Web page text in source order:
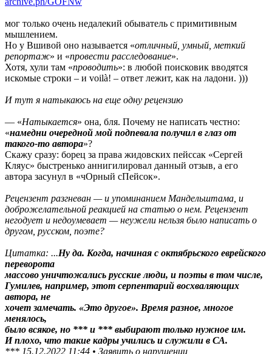
мог только очень недалекий обыватель с примитивным
мышлением.
Но у Вшивой оно называется «отличный, умный, меткий
репортаж» и «провести расследование».
Хотя, хули там «проводить»: в любой поисковик вводятся
искомые строки – и voilà! – ответ лежит, как на ладони. )))
И тут я натыкаюсь на еще одну рецензию
— «Натыкается» она, бля. Почему не написать честно:
«намедни очередной мой подпевала получил в глаз от
такого-то автора»?
Скажу сразу: борец за права жидовских пейссак «Сергей
Кляус» быстренько аннигилировал данный отзыв, а его
автора засунул в «чОрный сПейсок».
Рецензент разгневан — и упоминанием Мандельштама, и
доброжелательной реакцией на статью о нем. Рецензент
негодует и недоумевает — неужели нельзя было написать о
другом, русском, поэте?
Цитатка: ...Ну да. Когда, начиная с октябрьского еврейского
переворота
массово уничтожались русские люди, и поэты в том числе,
Гумилев, например, этот серпентарий восхваляющих
автора, не
хочет замечать. «Это другое». Время разное, многое
менялось,
было всякое, но *** и *** выбирают только нужное им.
И плохо, что такие кадры учились и служили в СА.
*** 15.12.2022 11:44 • Заявить о нарушении